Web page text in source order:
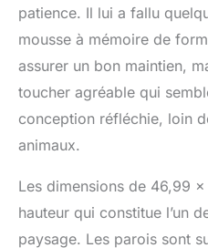
patience. Il lui a fallu
mousse à mémoire de
assurer un bon maintien,
toucher agréable qui
conception réfléchie, loin
animaux.
Les dimensions de 46,99
hauteur qui constitue l’un
paysage. Les parois sont